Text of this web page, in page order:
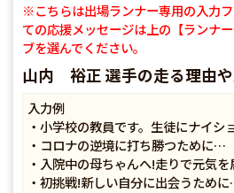
※こちらは出場ランナー専用の入力
ての応援メッセージは上の【ランナ
ブを選んでください。
山内 裕正 選手の走る理由
入力例
・小学校の教員です。生徒にナイシ
・コロナの逆境に打ち勝つために…
・入院中の母ちゃんへ!走りで元気
・初挑戦!新しい自分に出会うため